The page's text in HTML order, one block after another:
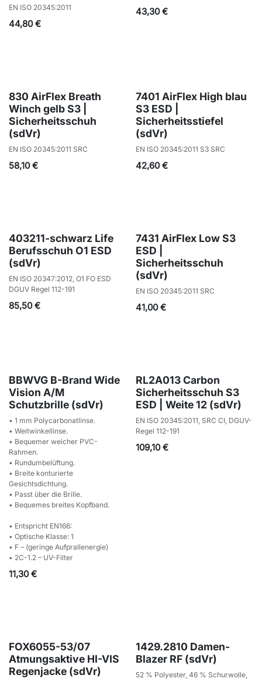
EN ISO 20345:2011
44,80€
43,30€
830 AirFlex Breath
Winch gelb S3 |
Sicherheitsschuh
(sdVr)
EN ISO 20345:2011 SRC
58,10€
7401 AirFlex High blau
S3 ESD |
Sicherheitsstiefel
(sdVr)
EN ISO 20345:2011 S3 SRC
42,60€
403211-schwarz Life
Berufsschuh O1 ESD
(sdVr)
EN ISO 20347:2012, O1 FO ESD
DGUV Regel 112-191
85,50€
7431 AirFlex Low S3
ESD |
Sicherheitsschuh
(sdVr)
EN ISO 20345:2011 SRC
41,00€
BBWVG B-Brand Wide
Vision A/M
Schutzbrille (sdVr)
• 1 mm Polycarbonatlinse.
• Weitwinkellinse.
• Bequemer weicher PVC-
Rahmen.
• Rundumbelüftung.
• Breite konturierte
Gesichtsdichtung.
• Passt über die Brille.
• Bequemes breites Kopfband.
• Entspricht EN166:
• Optische Klasse: 1
• F – (geringe Aufprallenergie)
• 2C-1.2 – UV-Filter
11,30€
RL2A013 Carbon
Sicherheitsschuh S3
ESD | Weite 12 (sdVr)
EN ISO 20345:2011, SRC CI, DGUV-
Regel 112-191
109,10€
FOX6055-53/07
Atmungsaktive HI-VIS
Regenjacke (sdVr)
1429.2810 Damen-
Blazer RF (sdVr)
52 % Polyester, 46 % Schurwolle,